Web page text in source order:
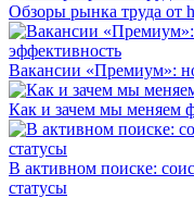
Обзоры рынка труда от
Вакансии «Премиум»:
Как и зачем мы меняем
В активном поиске:
статусы